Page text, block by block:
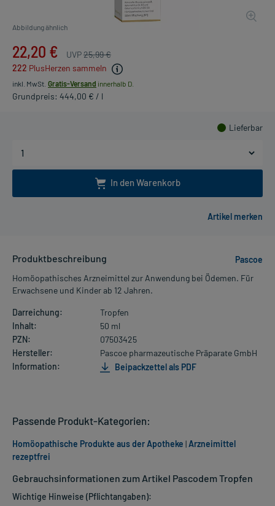
Abbildung ähnlich
22,20 € UVP25,99 €
222 PlusHerzen sammeln
inkl. MwSt. Gratis-Versand innerhalb D.
Grundpreis: 444,00 € / l
Lieferbar
In den Warenkorb
Produktbeschreibung
Pascoe
Homöopathisches Arzneimittel zur Anwendung bei Ödemen. Für
Erwachsene und Kinder ab 12 Jahren.
Darreichung:
Tropfen
Inhalt:
50 ml
PZN:
07503425
Hersteller:
Pascoe pharmazeutische Präparate GmbH
Information:
Beipackzettel als PDF
Gebrauchsinformationen zum Artikel Pascodem Tropfen
Wichtige Hinweise (Pflichtangaben):
Passende Produkt-Kategorien:
Homöopathische Produkte aus der Apotheke |Arzneimittel
rezeptfrei